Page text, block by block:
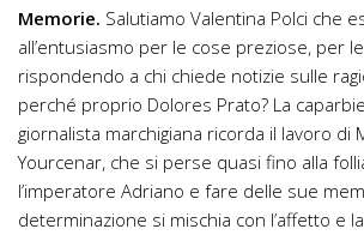
Memorie. Salutiamo Valentina Polci che
all’entusiasmo per le cose preziose, per
rispondendo a chi chiede notizie sulle
perché proprio Dolores Prato? La
giornalista marchigiana ricorda il lavoro di
Yourcenar, che si perse quasi fino alla
l’imperatore Adriano e fare delle sue
determinazione si mischia con l’affetto e